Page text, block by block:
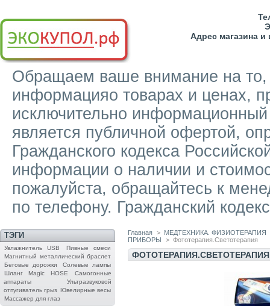
Адрес магазина
Обращаем ваше внимание на то,
информацияо товарах и ценах,
исключительно
является публичной офертой,
Гражданского кодекса
информации о наличии и
пожалуйста, обращайтесь к
по телефону. Гражданский
ТЭГИ
Увлажнитель USB
Пивные смеси
Магнитный металлический браслет
Беговые дорожки
Солевые лампы
Шланг Magic HOSE
Самогонные
аппараты
Ультразвуковой
отпугиватель грыз
Ювелирные весы
Массажер для глаз
Главная >
МЕДТЕХНИКА. ФИЗИОТЕРАПИЯ
ПРИБОРЫ
> Фототерапия.Светотерапия
ФОТОТЕРАПИЯ.СВЕТОТЕРАПИЯ